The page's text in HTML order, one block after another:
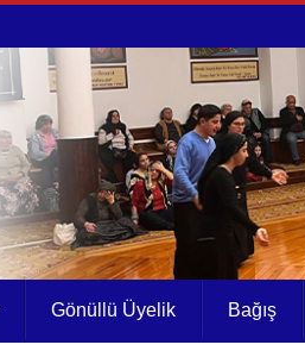
Gönüllü Üyelik Bağış